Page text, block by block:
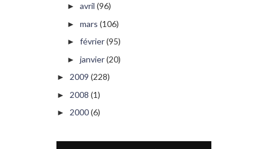
► avril (96)
► mars (106)
► février(95)
► janvier(20)
► 2009 (228)
► 2008 (1)
► 2000(6)